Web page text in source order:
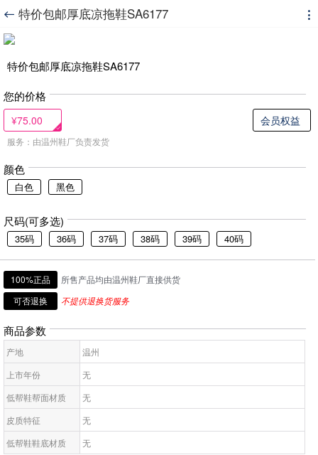
 特价包邮厚底凉拖鞋SA6177 
特价包邮厚底凉拖鞋SA6177
您的价格
¥75.00 会员权益
服务：由温州鞋厂负责发货
颜色
白色 黑色
尺码(可多选)
35码 36码 37码 38码 39码 40码
100%正品
所售产品均由温州鞋厂直接供货
可否退换
不提供退换货服务
商品参数
产地
温州
上市年份
无
低帮鞋帮面材质
无
皮质特征
无
低帮鞋鞋底材质
无